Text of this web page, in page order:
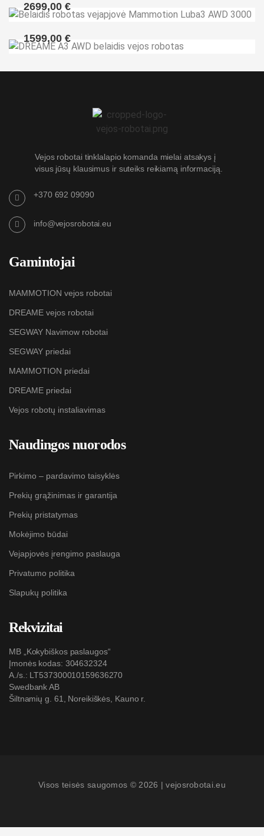
2699,00 €
1599,00 €
Vejos robotai tinklalapio komanda mielai atsakys į
visus jūsų klausimus ir suteiks reikiamą informaciją.
+370 692 09090
info@vejosrobotai.eu
Gamintojai
MAMMOTION vejos robotai
DREAME vejos robotai
SEGWAY Navimow robotai
SEGWAY priedai
MAMMOTION priedai
DREAME priedai
Vejos robotų instaliavimas
Naudingos nuorodos
Pirkimo – pardavimo taisyklės
Prekių grąžinimas ir garantija
Prekių pristatymas
Mokėjimo būdai
Vejapjovės įrengimo paslauga
Privatumo politika
Slapukų politika
Rekvizitai
MB „Kokybiškos paslaugos“
Įmonės kodas: 304632324
A./s.: LT537300010159636270
Swedbank AB
Šiltnamių g. 61, Noreikiškės, Kauno r.
Visos teisės saugomos © 2026 |vejosrobotai.eu